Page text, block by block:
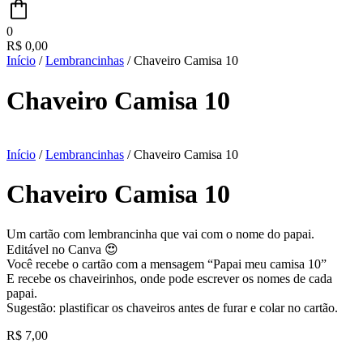
0
R$ 0,00
Início /Lembrancinhas / Chaveiro Camisa 10
Chaveiro Camisa 10
Início /Lembrancinhas / Chaveiro Camisa 10
Chaveiro Camisa 10
Um cartão com lembrancinha que vai com o nome do papai.
Editável no Canva 😍
Você recebe o cartão com a mensagem “Papai meu camisa 10”
E recebe os chaveirinhos, onde pode escrever os nomes de cada
papai.
Sugestão: plastificar os chaveiros antes de furar e colar no cartão.
R$ 7,00